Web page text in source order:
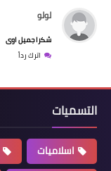
لولو
شكرا جميل اوى
اترك رداً
التسميات
اسلاميات